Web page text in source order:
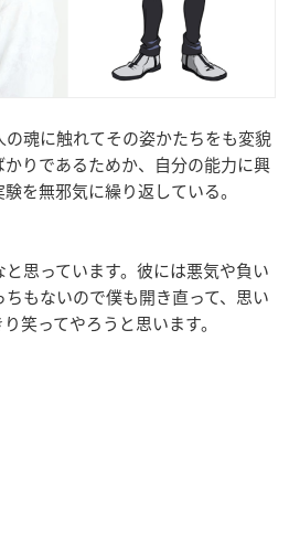
魂に触れてその姿かたちをも変貌
りであるためか、自分の能力に興
を無邪気に繰り返している。
思っています。彼には悪気や負い
もないので僕も開き直って、思い
笑ってやろうと思います。